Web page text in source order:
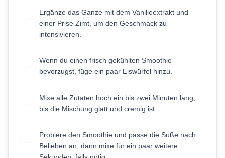
Ergänze das Ganze mit dem Vanilleextrakt und
einer Prise Zimt, um den Geschmack zu
intensivieren.
Wenn du einen frisch gekühlten Smoothie
bevorzugst, füge ein paar Eiswürfel hinzu.
Mixe alle Zutaten hoch ein bis zwei Minuten lang,
bis die Mischung glatt und cremig ist.
Probiere den Smoothie und passe die Süße nach
Belieben an, dann mixe für ein paar weitere